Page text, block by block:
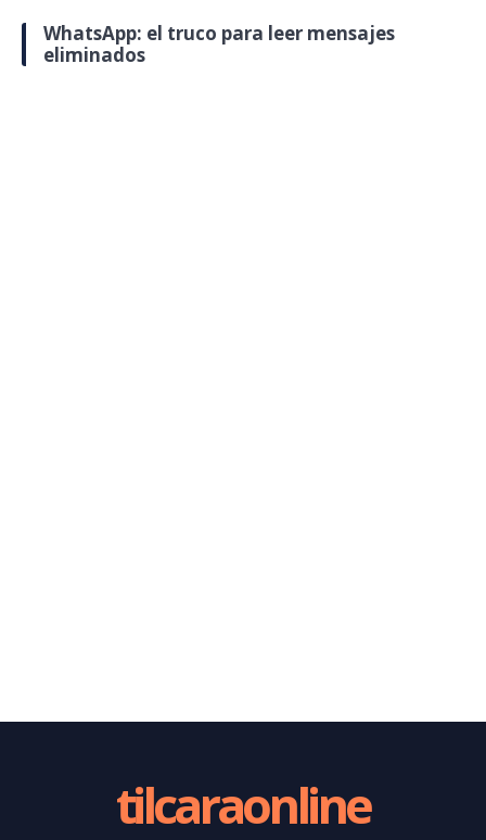
WhatsApp: el truco para leer mensajes
eliminados
tilcaraonline